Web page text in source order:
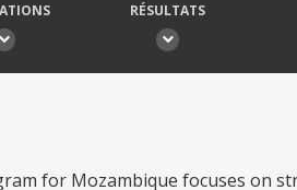
RÉSULTATS
for Mozambique focuses on